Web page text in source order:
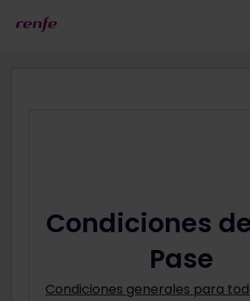
Condiciones
Pase
Condiciones generales para